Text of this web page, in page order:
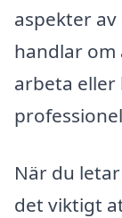
aspekter
handlar om
arbeta eller
När du
det viktigt